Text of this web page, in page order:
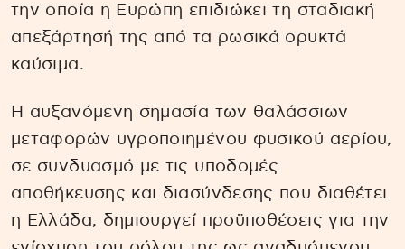
την οποία η Ευρώπη επιδιώκει τη σταδιακή
απεξάρτησή της από τα ρωσικά ορυκτά
καύσιμα.
Η αυξανόμενη σημασία των θαλάσσιων
μεταφορών υγροποιημένου φυσικού αερίου,
σε συνδυασμό με τις υποδομές
αποθήκευσης και διασύνδεσης που διαθέτει
η Ελλάδα, δημιουργεί προϋποθέσεις για την